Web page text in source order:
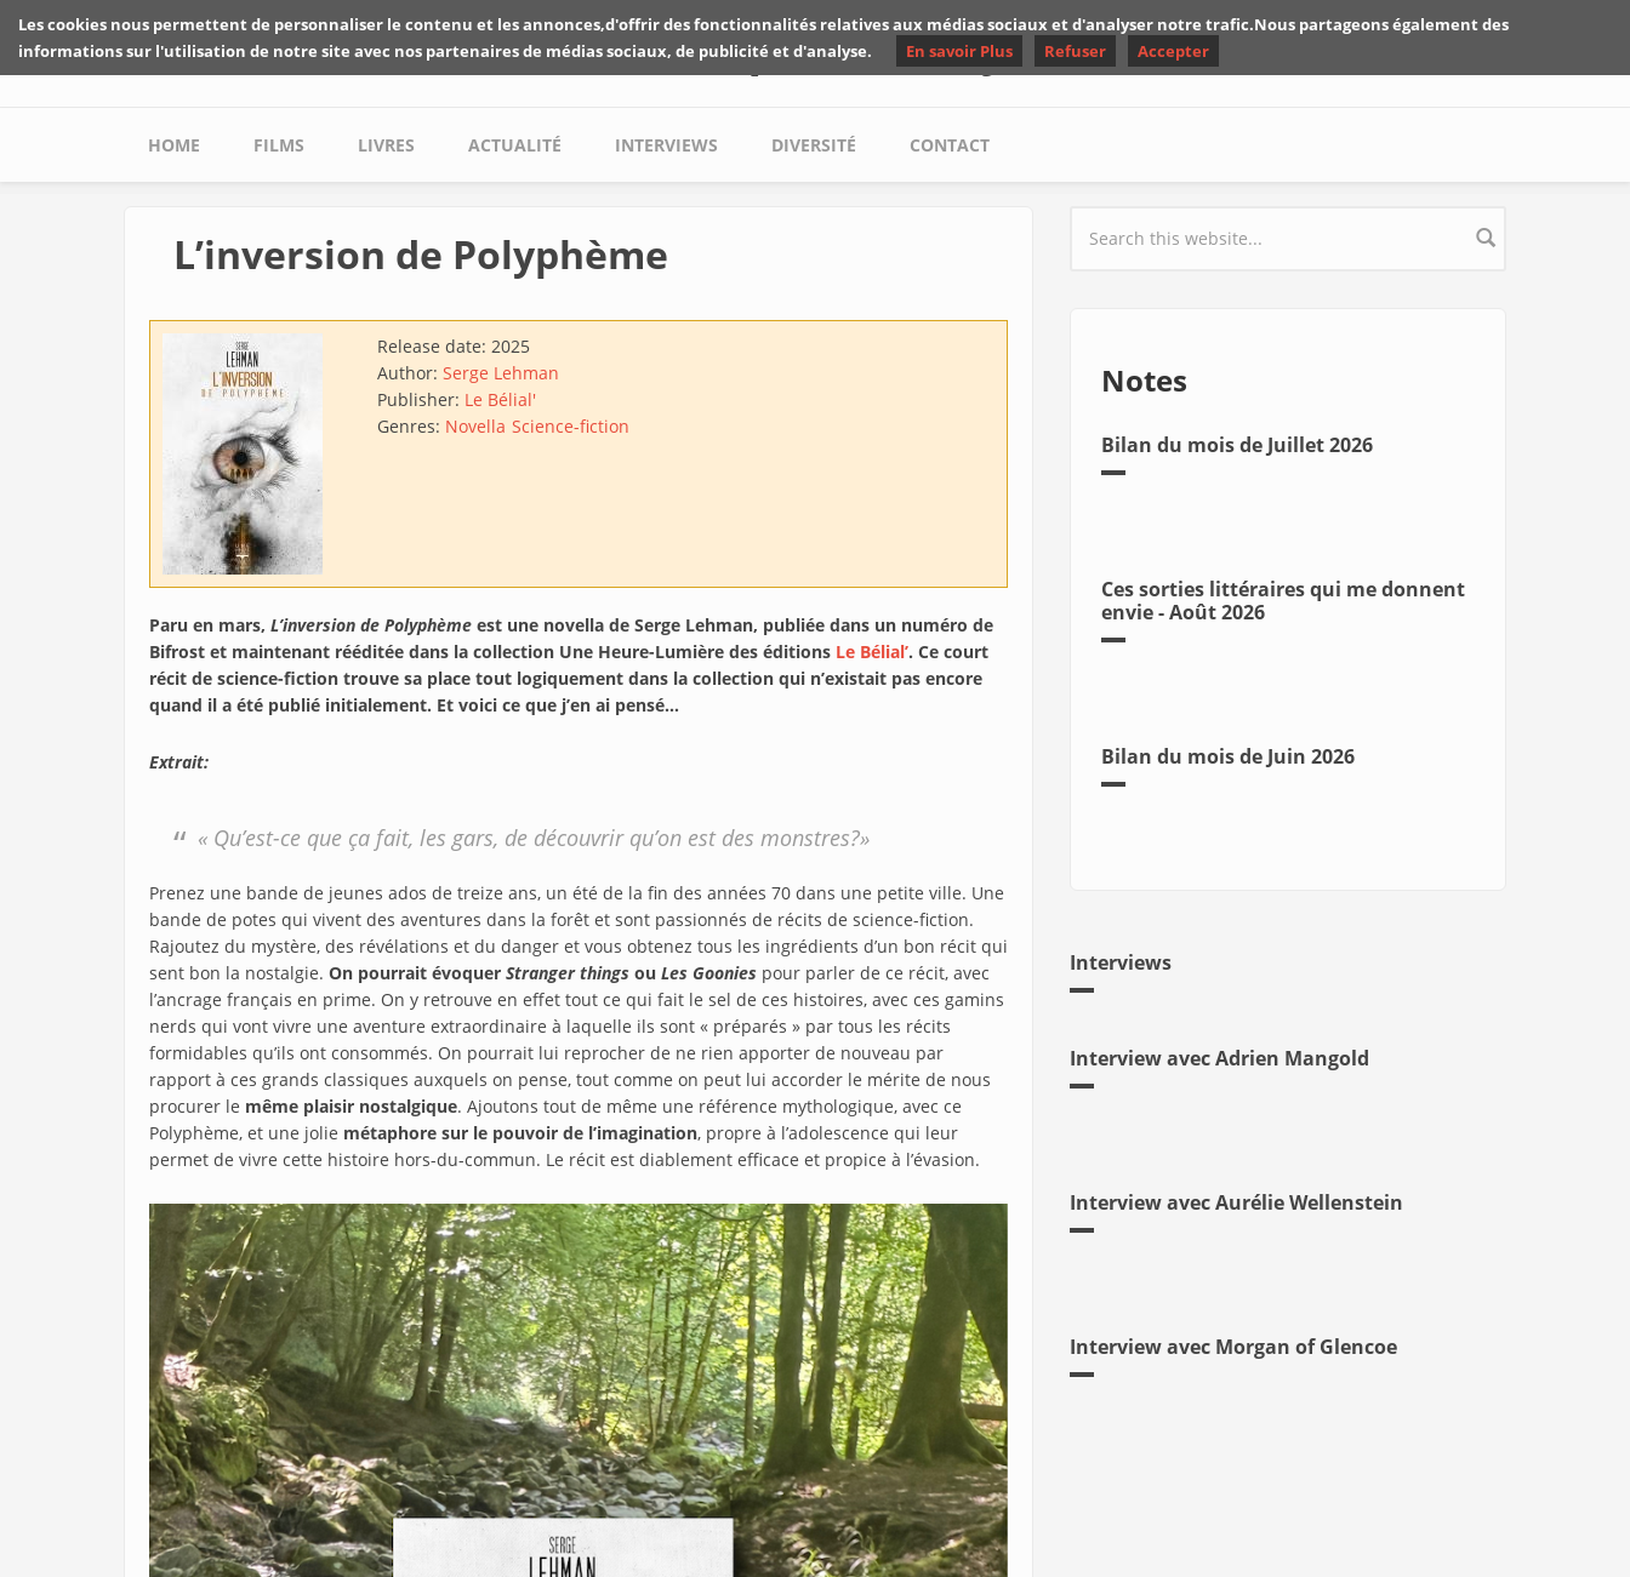
Skip to main content
Les critiques de Yuyine
Main menu
HOME FILMS LIVRES ACTUALITÉ INTERVIEWS DIVERSITÉ CONTACT
L’inversion de Polyphème
Release date: 2025
Author: Serge Lehman
Publisher: Le Bélial'
Genres: Novella Science-fiction
Paru en mars, L’inversion de Polyphème est une novella de Serge Lehman, publiée dans un numéro de
Bifrost et maintenant rééditée dans la collection Une Heure-Lumière des éditions Le Bélial’. Ce court
récit de science-fiction trouve sa place tout logiquement dans la collection qui n’existait pas encore
quand il a été publié initialement. Et voici ce que j’en ai pensé…
Extrait:
« Qu’est-ce que ça fait, les gars, de découvrir qu’on est des monstres?»
Prenez une bande de jeunes ados de treize ans, un été de la fin des années 70 dans une petite ville. Une
bande de potes qui vivent des aventures dans la forêt et sont passionnés de récits de science-fiction.
Rajoutez du mystère, des révélations et du danger et vous obtenez tous les ingrédients d’un bon récit qui
sent bon la nostalgie. On pourrait évoquer Stranger things ou Les Goonies pour parler de ce récit, avec
l’ancrage français en prime. On y retrouve en effet tout ce qui fait le sel de ces histoires, avec ces gamins
nerds qui vont vivre une aventure extraordinaire à laquelle ils sont « préparés » par tous les récits
formidables qu’ils ont consommés. On pourrait lui reprocher de ne rien apporter de nouveau par
rapport à ces grands classiques auxquels on pense, tout comme on peut lui accorder le mérite de nous
procurer le même plaisir nostalgique. Ajoutons tout de même une référence mythologique, avec ce
Polyphème, et une jolie métaphore sur le pouvoir de l’imagination, propre à l’adolescence qui leur
permet de vivre cette histoire hors-du-commun. Le récit est diablement efficace et propice à l’évasion.
Search form
Notes
Bilan du mois de Juillet 2026
Ces sorties littéraires qui me donnent
envie - Août 2026
Bilan du mois de Juin 2026
Interviews
Interview avec Adrien Mangold
Interview avec Aurélie Wellenstein
Interview avec Morgan of Glencoe
Les cookies nous permettent de personnaliser le contenu et les annonces,d'offrir des fonctionnalités relatives aux médias sociaux et d'analyser notre trafic.Nous partageons également des
informations sur l'utilisation de notre site avec nos partenaires de médias sociaux, de publicité et d'analyse.
En savoir Plus Refuser Accepter